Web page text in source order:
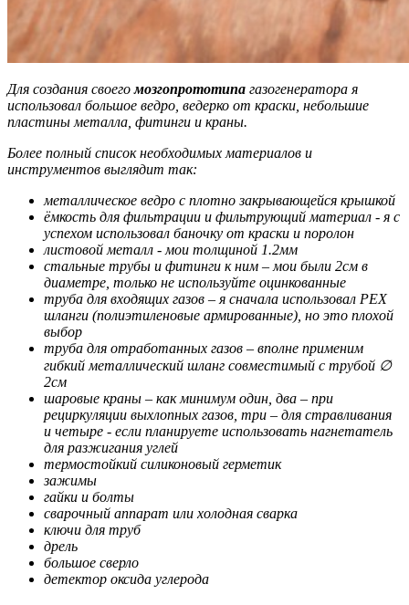
Для создания своегомозгопрототипа газогенератора я
использовал большое ведро, ведерко от краски, небольшие
пластины металла, фитинги и краны.
Более полный список необходимых материалов и
инструментов выглядит так:
металлическое ведро с плотно закрывающейся крышкой
ёмкость для фильтрации и фильтрующий материал - я с
успехом использовал баночку от краски и поролон
листовой металл - мои толщиной 1.2мм
стальные трубы и фитинги к ним – мои были 2см в
диаметре, только не используйте оцинкованные
труба для входящих газов – я сначала использовал РЕХ
шланги (полиэтиленовые армированные), но это плохой
выбор
труба для отработанных газов – вполне применим
гибкий металлический шланг совместимый с трубой ∅
2см
шаровые краны – как минимум один, два – при
рециркуляции выхлопных газов, три – для стравливания
и четыре - если планируете использовать нагнетатель
для разжигания углей
термостойкий силиконовый герметик
зажимы
гайки и болты
сварочный аппарат или холодная сварка
ключи для труб
дрель
большое сверло
детектор оксида углерода